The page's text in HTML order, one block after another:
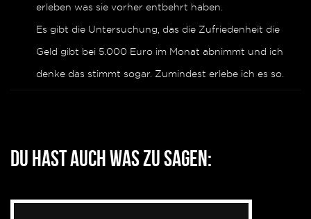
erleben was sie vorher entbehrt haben.
Es gibt die Untersuchung, das die Zufriedenheit die
Geld gibt bei 5.000 Euro im Monat abnimmt und ich
denke das stimmt sogar. Zumindest erlebe ich es so.
Du hast auch was zu sagen: